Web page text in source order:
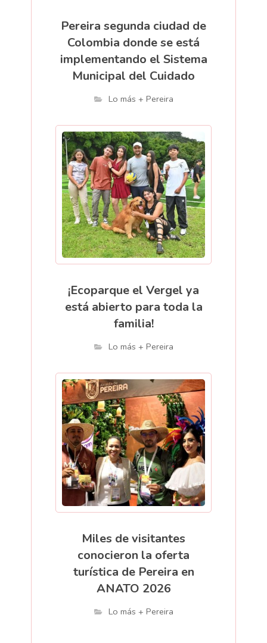
Pereira segunda ciudad de
Colombia donde se está
implementando el Sistema
Municipal del Cuidado
Lo más + Pereira
¡Ecoparque el Vergel ya
está abierto para toda la
familia!
Lo más + Pereira
Miles de visitantes
conocieron la oferta
turística de Pereira en
ANATO 2026
Lo más + Pereira